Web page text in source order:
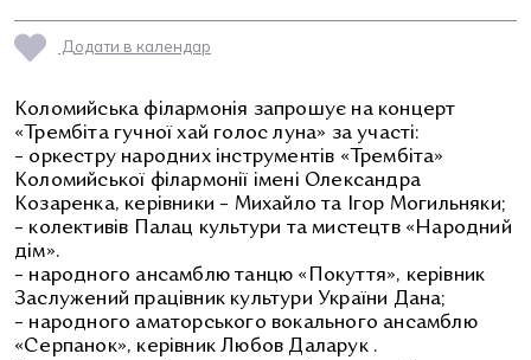
Додати в календар
Коломийська філармонія запрошує на концерт
«Трембіта гучної хай голос луна» за участі:
– оркестру народних інструментів «Трембіта»
Коломийської філармонії імені Олександра
Козаренка, керівники – Михайло та Ігор Могильняки;
– колективів Палац культури та мистецтв «Народний
дім».
– народного ансамблю танцю «Покуття», керівник
Заслужений працівник культури України Дана;
– народного аматорського вокального ансамблю
«Серпанок», керівник Любов Даларук .